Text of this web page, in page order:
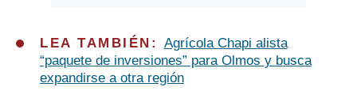
LEA TAMBIÉN: Agrícola Chapi alista
“paquete de inversiones” para Olmos y busca
expandirse a otra región